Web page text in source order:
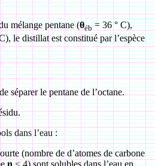
mélange pentane (θéb= 36 ° C),
le distillat est constitué par l’espèce
séparer le pentane de l’octane.
dans l’eau :
(nombre de d’atomes de carbone
n< 4) sont solubles dans l’eau en